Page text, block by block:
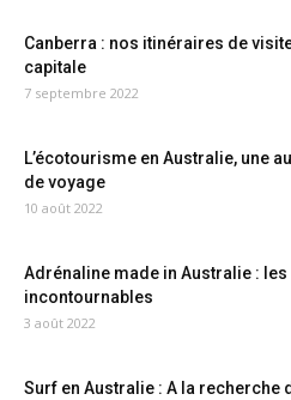
Canberra : nos itinéraires de
capitale
7 septembre 2022
L’écotourisme en Australie, une
de voyage
10 août 2022
Adrénaline made in Australie :
incontournables
3 août 2022
Surf en Australie : A la recherche